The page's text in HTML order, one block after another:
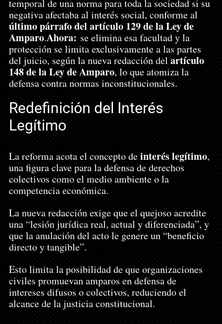
temporal de una norma para toda la sociedad si su
negativa afectaba al interés social, conforme al
último párrafo del artículo 129 de la Ley de
Amparo.Ahora: se elimina esa facultad y la
protección se limita exclusivamente a las partes
del juicio, según la nueva redacción del artículo
148 de la Ley de Amparo, lo que atomiza la
defensa contra normas inconstitucionales.
Redefinición del Interés
Legítimo
La reforma acota el concepto de interés legítimo,
una figura clave para la defensa de derechos
colectivos como el medio ambiente o la
competencia económica.
La nueva redacción exige que el quejoso acredite
una “lesión jurídica real, actual y diferenciada”, y
que la anulación del acto le genere un “beneficio
directo y tangible”.
Esto limita la posibilidad de que organizaciones
civiles promuevan amparos en defensa de
intereses difusos o colectivos, reduciendo el
alcance de la justicia constitucional.